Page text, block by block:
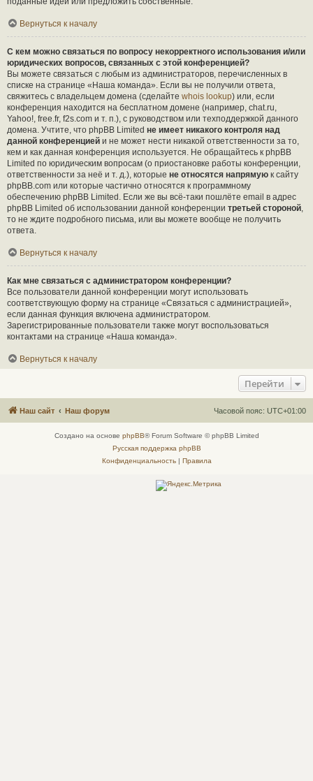
Вернуться к началу
С кем можно связаться по вопросу некорректного использования и/или
юридических вопросов, связанных с этой конференцией?
Вы можете связаться с любым из администраторов, перечисленных в
списке на странице «Наша команда». Если вы не получили ответа,
свяжитесь с владельцем домена (сделайте whois lookup) или, если
конференция находится на бесплатном домене (например, chat.ru,
Yahoo!, free.fr, f2s.com и т. п.), с руководством или техподдержкой данного
домена. Учтите, что phpBB Limited не имеет никакого контроля над
данной конференцией и не может нести никакой ответственности за то,
кем и как данная конференция используется. Не обращайтесь к phpBB
Limited по юридическим вопросам (о приостановке работы конференции,
ответственности за неё и т. д.), которые не относятся напрямую к сайту
phpBB.com или которые частично относятся к программному
обеспечению phpBB Limited. Если же вы всё-таки пошлёте email в адрес
phpBB Limited об использовании данной конференции третьей стороной,
то не ждите подробного письма, или вы можете вообще не получить
ответа.
Вернуться к началу
Как мне связаться с администратором конференции?
Все пользователи данной конференции могут использовать
соответствующую форму на странице «Связаться с администрацией»,
если данная функция включена администратором.
Зарегистрированные пользователи также могут воспользоваться
контактами на странице «Наша команда».
Вернуться к началу
Перейти
Наш сайт Наш форум Часовой пояс: UTC+01:00
Создано на основе phpBB® Forum Software © phpBB Limited
Русская поддержка phpBB
Конфиденциальность| Правила